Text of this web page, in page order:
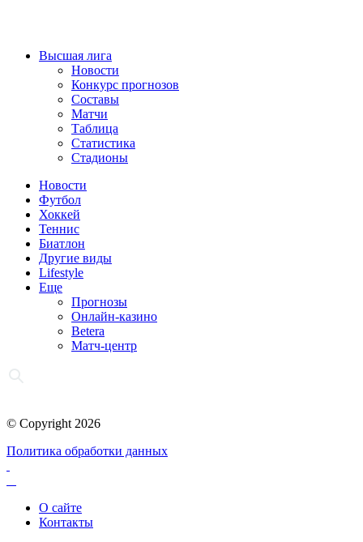
Высшая лига
Новости
Конкурс прогнозов
Составы
Матчи
Таблица
Статистика
Стадионы
Новости
Футбол
Хоккей
Теннис
Биатлон
Другие виды
Lifestyle
Еще
Прогнозы
Онлайн-казино
Betera
Матч-центр
© Copyright 2026
Политика обработки данных
О сайте
Контакты